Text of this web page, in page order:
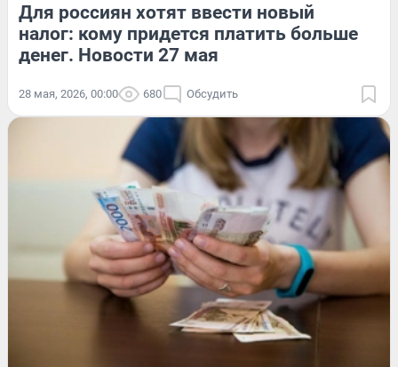
Для россиян хотят ввести новый
налог: кому придется платить больше
денег. Новости 27 мая
28 мая, 2026, 00:00 680 Обсудить